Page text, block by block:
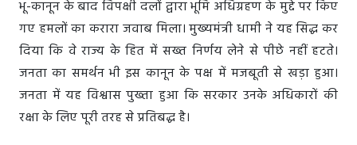
भू-कानून के बाद विपक्षी दलों द्वारा भूमि अधिग्रहण के मुद्दे पर किए
गए हमलों का करारा जवाब मिला। मुख्यमंत्री धामी ने यह सिद्ध कर
दिया कि वे राज्य के हित में सख्त निर्णय लेने से पीछे नहीं हटते।
जनता का समर्थन भी इस कानून के पक्ष में मजबूती से खड़ा हुआ।
जनता में यह विश्वास पुख्ता हुआ कि सरकार उनके अधिकारों की
रक्षा के लिए पूरी तरह से प्रतिबद्ध है।